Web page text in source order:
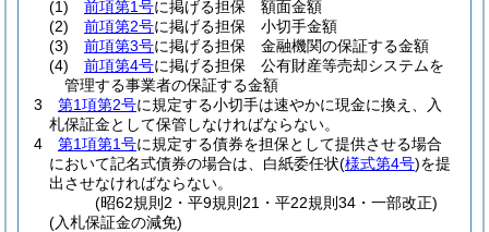
(1)
前項第1号に掲げる担保 額面金額
(2)
前項第2号に掲げる担保 小切手金額
(3)
前項第3号に掲げる担保 金融機関の保証する金額
(4)
前項第4号に掲げる担保 公有財産等売却システムを
管理する事業者の保証する金額
3
第1項第2号に規定する小切手は速やかに現金に換え、入
札保証金として保管しなければならない。
4
第1項第1号に規定する債券を担保として提供させる場合
において記名式債券の場合は、白紙委任状(様式第4号)を提
出させなければならない。
(昭62規則2・平9規則21・平22規則34・一部改正)
(入札保証金の減免)